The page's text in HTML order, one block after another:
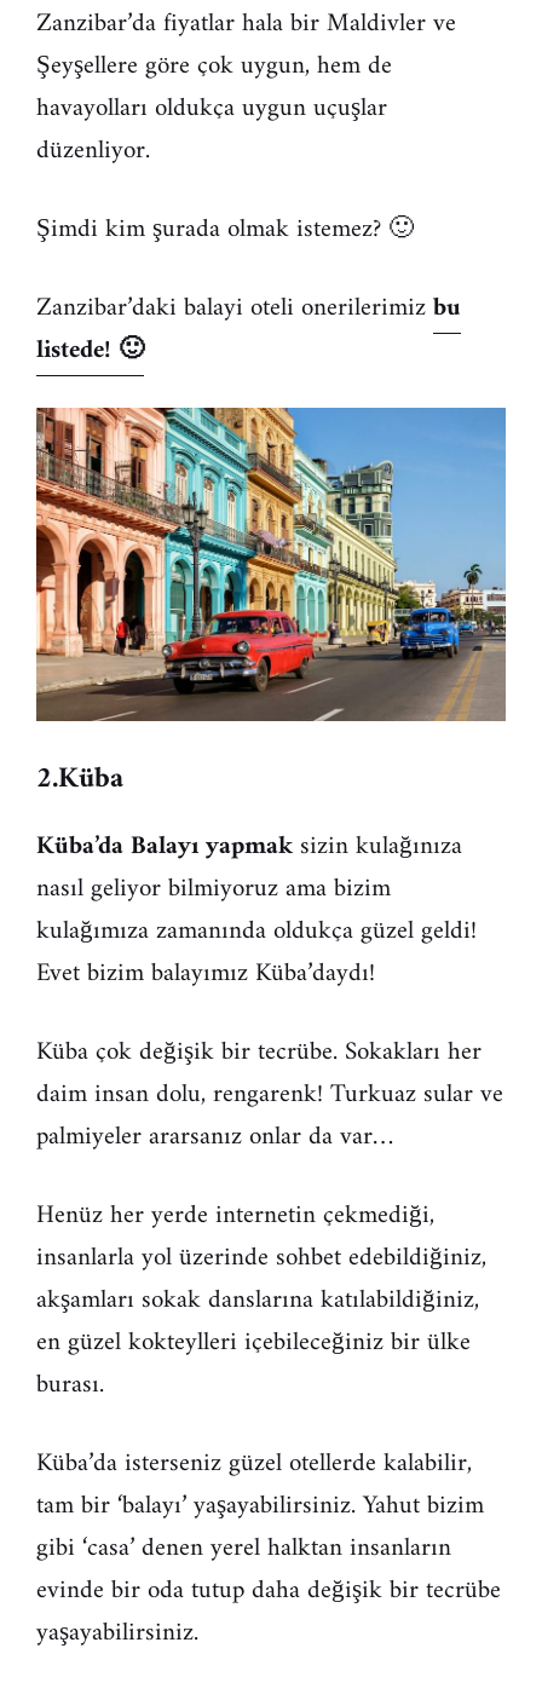
Zanzibar’da fiyatlar hala bir Maldivler ve
Şeyşellere göre çok uygun, hem de
havayolları oldukça uygun uçuşlar
düzenliyor.
Şimdi kim şurada olmak istemez? 🙂
Zanzibar’daki balayi oteli onerilerimizbu
listede! 🙂
2.Küba
Küba’da Balayı yapmaksizin kulağınıza
nasıl geliyor bilmiyoruz ama bizim
kulağımıza zamanında oldukça güzel geldi!
Evet bizim balayımız Küba’daydı!
Küba çok değişik bir tecrübe. Sokakları her
daim insan dolu, rengarenk! Turkuaz sular ve
palmiyeler ararsanız onlar da var…
Henüz her yerde internetin çekmediği,
insanlarla yol üzerinde sohbet edebildiğiniz,
akşamları sokak danslarına katılabildiğiniz,
en güzel kokteylleri içebileceğiniz bir ülke
burası.
Küba’da isterseniz güzel otellerde kalabilir,
tam bir ‘balayı’ yaşayabilirsiniz. Yahut bizim
gibi ‘casa’ denen yerel halktan insanların
evinde bir oda tutup daha değişik bir tecrübe
yaşayabilirsiniz.